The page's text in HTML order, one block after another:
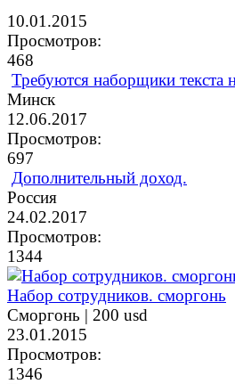
10.01.2015
Просмотров:
468
Требуются наборщики текста
Минск
12.06.2017
Просмотров:
697
Дополнительный доход.
Россия
24.02.2017
Просмотров:
1344
Набор сотрудников. сморгонь
Сморгонь | 200 usd
23.01.2015
Просмотров:
1346